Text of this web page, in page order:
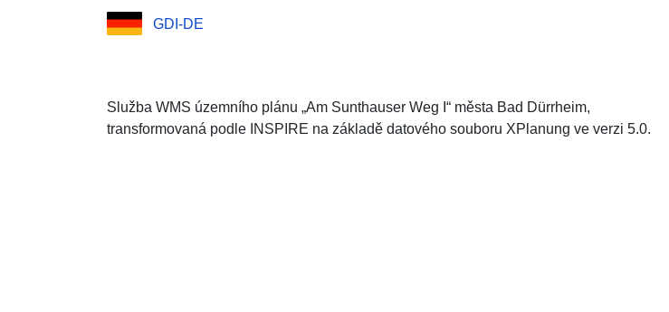
GDI-DE
Služba WMS územního plánu „Am Sunthauser Weg I“ města Bad Dürrheim,
transformovaná podle INSPIRE na základě datového souboru XPlanung ve verzi 5.0.